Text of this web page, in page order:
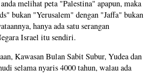
melihat peta "Palestina" apapun, maka
bukan "Yerusalem" dengan "Jaffa" bukan
hanya ada satu serangan
Israel itu sendiri.
Kawasan Bulan Sabit Subur, Yudea dan
selama nyaris 4000 tahun, walau ada